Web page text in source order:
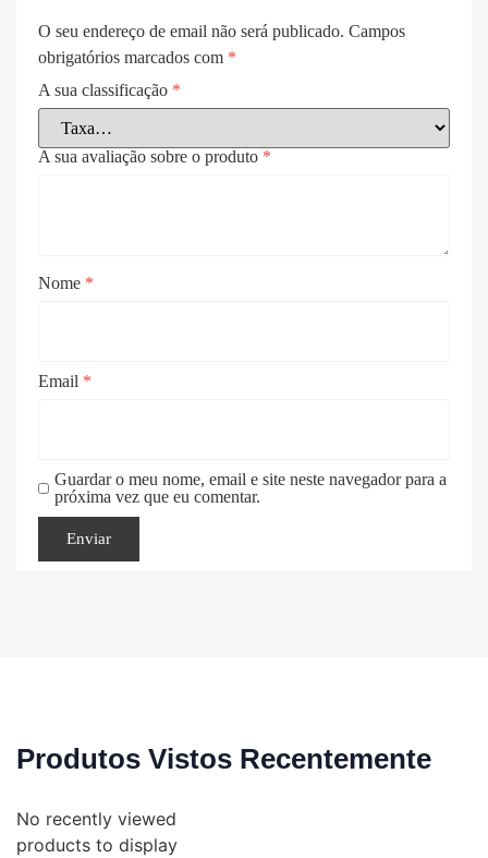
O seu endereço de email não será publicado. Campos
obrigatórios marcados com *
A sua classificação *
A sua avaliação sobre o produto *
Nome *
Email *
Guardar o meu nome, email e site neste navegador para a
próxima vez que eu comentar.
Produtos Vistos Recentemente
No recently viewed
products to display